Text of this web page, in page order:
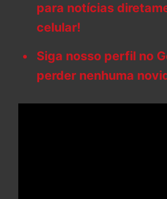
para notícias
celular!
Siga nosso perfil no
perder nenhuma